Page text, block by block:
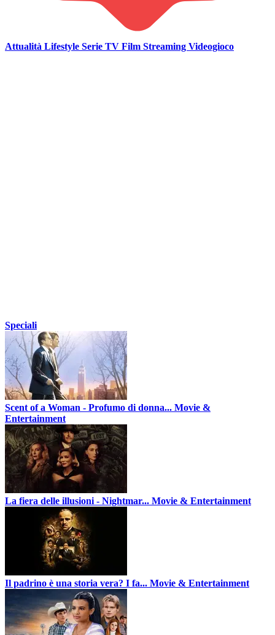
Attualità Lifestyle Serie TV Film Streaming Videogioco
Speciali
Scent of a Woman - Profumo di donna... Movie &
Entertainment
La fiera delle illusioni - Nightmar... Movie & Entertainment
Il padrino è una storia vera? I fa... Movie & Entertainment